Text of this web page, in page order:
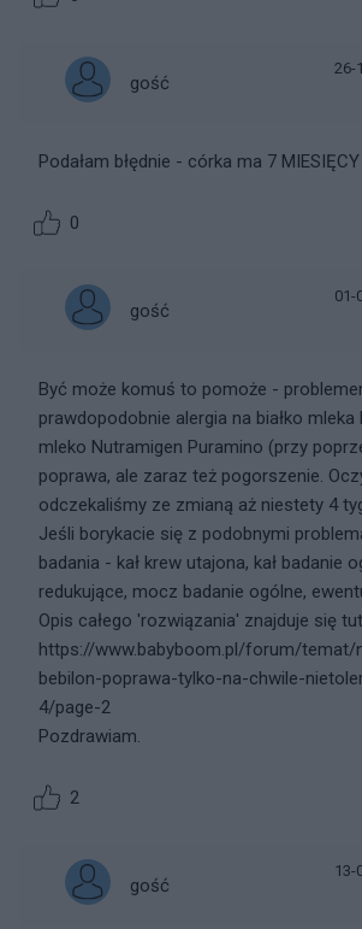
gość
26-
Podałam błędnie - córka ma 7 MIESIĘCY
0
gość
01-
Być może komuś to pomoże -
prawdopodobnie alergia na białko mleka
mleko Nutramigen Puramino (przy
poprawa, ale zaraz też pogorszenie.
odczekaliśmy ze zmianą aż niestety 4
Jeśli borykacie się z podobnymi
badania - kał krew utajona, kał badanie
redukujące, mocz badanie ogólne,
Opis całego 'rozwiązania' znajduje się
https://www.babyboom.pl/forum/temat/
bebilon-poprawa-tylko-na-chwile-
4/page-2
Pozdrawiam.
2
gość
13-